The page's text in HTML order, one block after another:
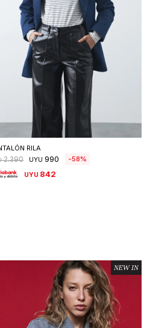
Seleccionar talle
RILA
2.390 UYU 990 58
UYU 842